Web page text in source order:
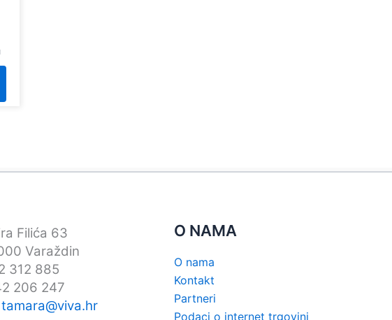
Filića 63
Varaždin
312 885
206 247
tamara@viva.hr
O NAMA
O nama
Kontakt
Partneri
Podaci o internet trgovini